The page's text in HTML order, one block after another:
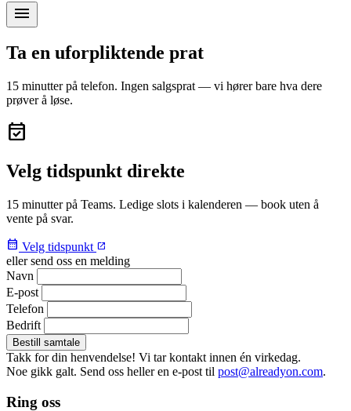
menu
Ta en uforpliktende prat
15 minutter på telefon. Ingen salgsprat — vi hører bare hva dere
prøver å løse.
event_available
Velg tidspunkt direkte
15 minutter på Teams. Ledige slots i kalenderen — book uten å
vente på svar.
calendar_month Velg tidspunkt open_in_new
eller send oss en melding
Navn
E-post
Telefon
Bedrift
Bestill samtale
Takk for din henvendelse! Vi tar kontakt innen én virkedag.
Noe gikk galt. Send oss heller en e-post til post@alreadyon.com.
Ring oss